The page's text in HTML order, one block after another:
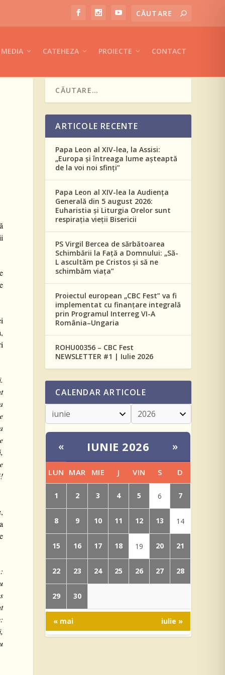
MEDIA CATEHEZA PROIECTE CONTACT
ARTICOLE RECENTE
Papa Leon al XIV-lea, la Assisi:
„Europa și întreaga lume așteaptă
de la voi noi sfinți”
Papa Leon al XIV-lea la Audiența
Generală din 5 august 2026:
Euharistia și Liturgia Orelor sunt
respirația vieții Bisericii
PS Virgil Bercea de sărbătoarea
Schimbării la Față a Domnului: „Să-
L ascultăm pe Cristos și să ne
schimbăm viața”
Proiectul european „CBC Fest” va fi
implementat cu finanțare integrală
prin Programul Interreg VI-A
România–Ungaria
ROHU00356 – CBC Fest
NEWSLETTER #1 | Iulie 2026
CALENDAR ARTICOLE
« IUNIE 2026 »
LUN MAR MIE J VIN S D
1 2 3 4 5 6 7
8 9 10 11 12 13 14
15 16 17 18 19 20 21
22 23 24 25 26 27 28
29 30
« mai iulie »